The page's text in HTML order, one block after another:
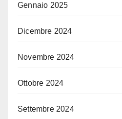
Gennaio 2025
Dicembre 2024
Novembre 2024
Ottobre 2024
Settembre 2024